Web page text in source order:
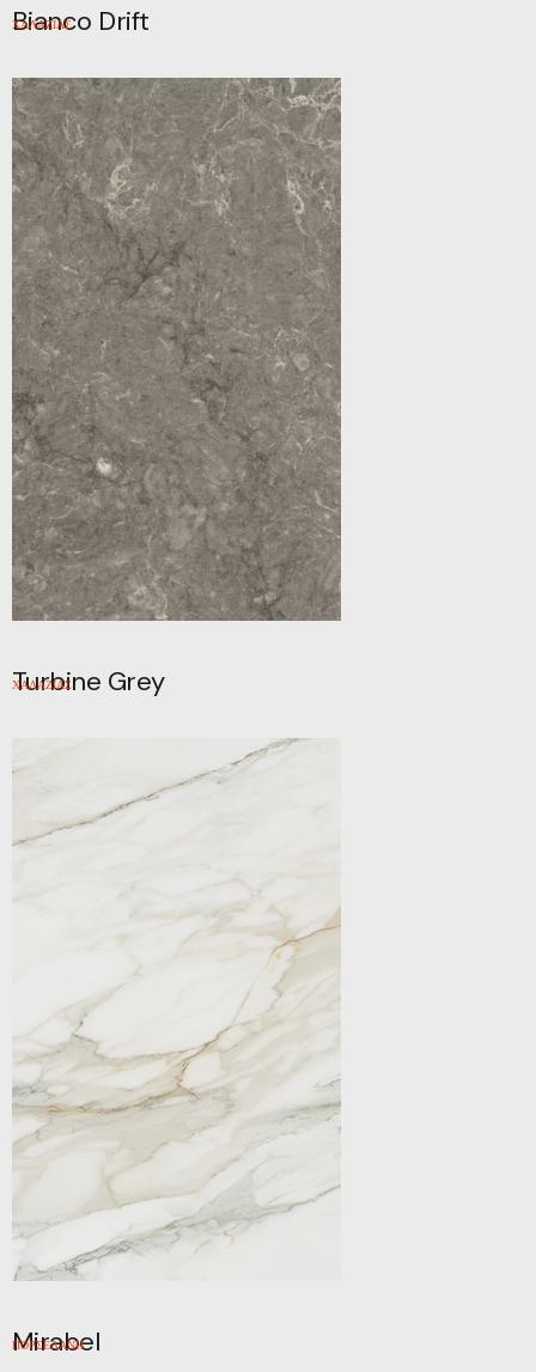
Bianco Drift
ΧΑΛΑΖΙΑΣ
Turbine Grey
ΧΑΛΑΖΙΑΣ
Mirabel
ΠΟΡΣΕΛΑΝΗ